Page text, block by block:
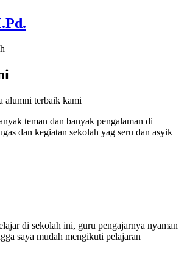
alumni terbaik kami
teman dan banyak pengalaman di
dan kegiatan sekolah yag seru dan asyik
di sekolah ini, guru pengajarnya nyaman
saya mudah mengikuti pelajaran